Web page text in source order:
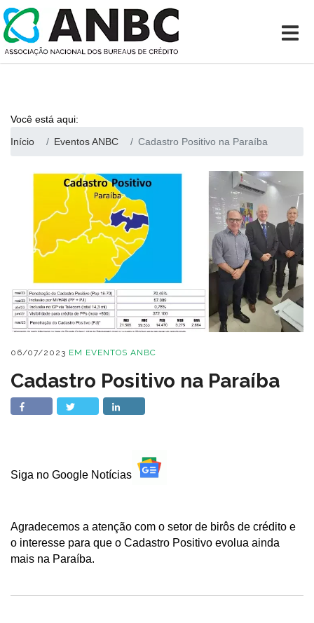
Você está aqui:
Início
Eventos ANBC Cadastro Positivo na Paraíba
06/07/2023 EM EVENTOS ANBC
Cadastro Positivo na Paraíba
Siga no Google Notícias
Agradecemos a atenção com o setor de birôs de crédito e
o interesse para que o Cadastro Positivo evolua ainda
mais na Paraíba.